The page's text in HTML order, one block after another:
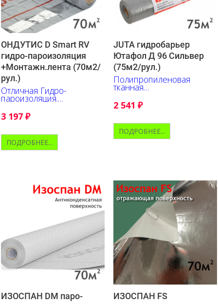
ОНДУТИС D Smart RV
гидро-пароизоляция
+Монтажн.лента (70м2/
рул.)
Отличная Гидро-
пароизоляция.
Исключительно прочна и
удобна в работе.
Нанесена разметка.
3 197 ₽
ПОДРОБНЕЕ...
JUTA гидробарьер
Ютафол Д 96 Сильвер
(75м2/рул.)
Полипропиленовая
тканная
пленка для скатной
кровли
2 541 ₽
ПОДРОБНЕЕ...
ИЗОСПАН DM паро-
ИЗОСПАН FS